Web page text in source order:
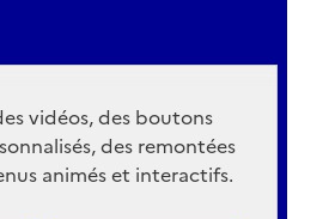
vidéos, des boutons
des remontées
animés et interactifs.